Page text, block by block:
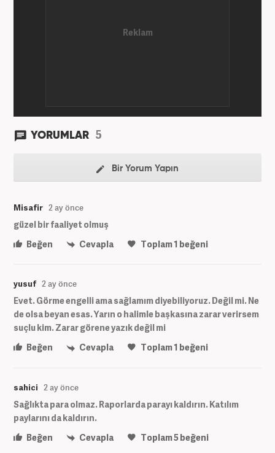
YORUMLAR 5
Bir Yorum Yapın
Misafir 2 ay önce
güzel bir faaliyet olmuş
Beğen
Cevapla Toplam1 beğeni
yusuf 2 ay önce
Evet. Görme engelli ama sağlamım diyebiliyoruz. Değil mi. Ne
de olsa beyan esas. Yarın o halimle başkasına zarar verirsem
suçlu kim. Zarar görene yazık değil mi
Beğen
Cevapla Toplam1 beğeni
sahici 2 ay önce
Sağlıkta para olmaz. Raporlarda parayı kaldırın. Katılım
paylarını da kaldırın.
Beğen
Cevapla Toplam5beğeni